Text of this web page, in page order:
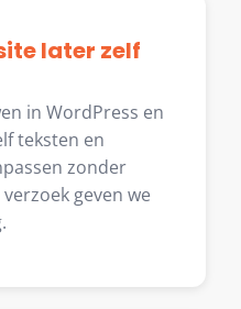
later zelf
in WordPress en
teksten en
zonder
geven we